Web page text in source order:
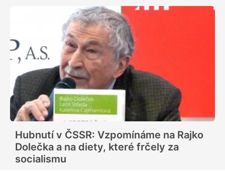
Hubnutí v ČSSR: Vzpomínáme na Rajko
Dolečka a na diety, které frčely za
socialismu